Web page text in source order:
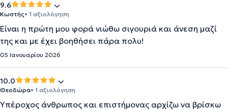
9.6
Κωστής• 1 αξιολόγηση
Είναι η πρώτη μου φορά νιώθω σιγουριά και άνεση μαζί
της και με έχει βοηθήσει πάρα πολυ!
05 Ιανουαρίου 2026
10.0
Θεοδώρα• 1 αξιολόγηση
Υπέροχος άνθρωπος και επιστήμονας αρχίζω να βρίσκω